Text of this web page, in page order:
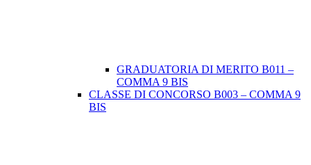
GRADUATORIA DI MERITO B011 –
COMMA 9 BIS
CLASSE DI CONCORSO B003 – COMMA 9
BIS